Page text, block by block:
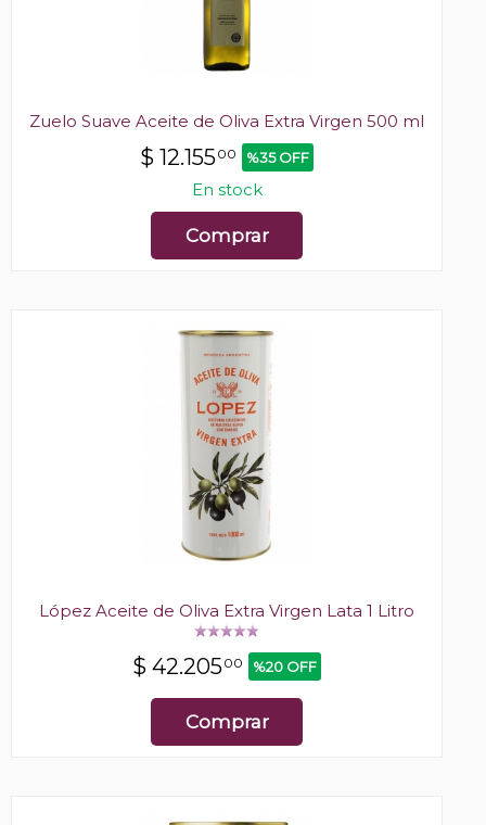
Zuelo Suave Aceite de Oliva Extra Virgen 500 ml
$ 12.15500 %35 OFF
En stock
Comprar
López Aceite de Oliva Extra Virgen Lata 1 Litro
$ 42.20500 %20 OFF
Comprar